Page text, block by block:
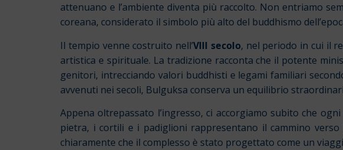
attenuano e l’ambiente diventa più raccolto. Non entriamo
coreana, considerato il simbolo più alto del buddhismo
Il tempio venne costruito nell’VIII secolo, nel periodo in cui il
artistica e spirituale. La tradizione racconta che il potente
genitori, intrecciando valori buddhisti e legami familiari
avvenuti nei secoli, Bulguksa conserva un equilibrio
Appena oltrepassato l’ingresso, ci accorgiamo subito che
pietra, i cortili e i padiglioni rappresentano il cammino verso
chiaramente che il complesso è stato progettato come un